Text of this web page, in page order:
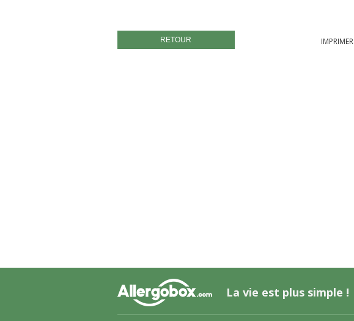
RETOUR IMPRIMER
La vie est plus simple !